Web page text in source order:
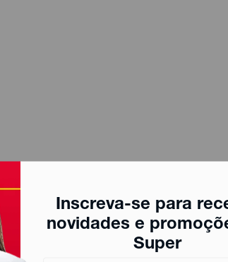
Inscreva-se para
novidades e
Super